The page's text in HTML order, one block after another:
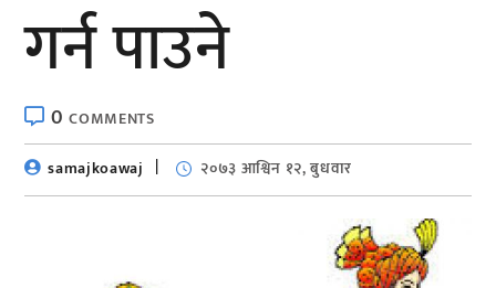
गर्न पाउने
0COMMENTS
samajkoawaj
२०७३ आश्विन १२, बुधवार